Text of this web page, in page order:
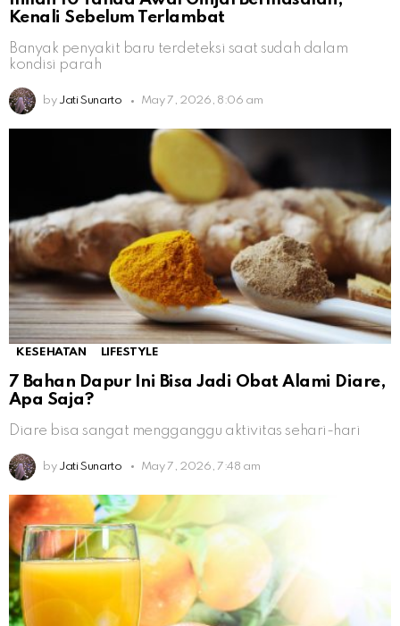
Kenali Sebelum Terlambat
Banyak penyakit baru terdeteksi saat sudah dalam
kondisi parah
by Jati Sunarto May 7, 2026, 8:06 am
KESEHATAN LIFESTYLE
7 Bahan Dapur Ini Bisa Jadi Obat Alami Diare,
Apa Saja?
Diare bisa sangat mengganggu aktivitas sehari-hari
by Jati Sunarto May 7, 2026, 7:48 am